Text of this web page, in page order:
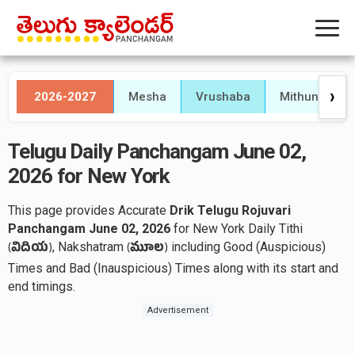
2026-2027 Mesha Vrushaba Mithuna ❯
Telugu Daily Panchangam June 02,
2026 for New York
This page provides Accurate Drik Telugu Rojuvari
Panchangam June 02, 2026 for New York Daily Tithi
(విదియ), Nakshatram (మూల) including Good (Auspicious)
Times and Bad (Inauspicious) Times along with its start and
end timings.
Advertisement